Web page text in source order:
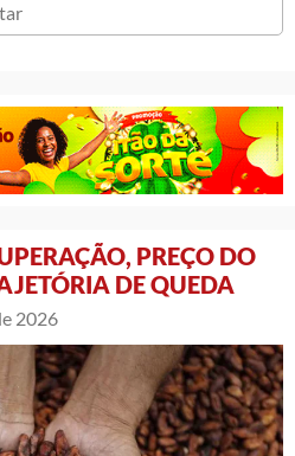
PREÇO DO
DE QUEDA
2026